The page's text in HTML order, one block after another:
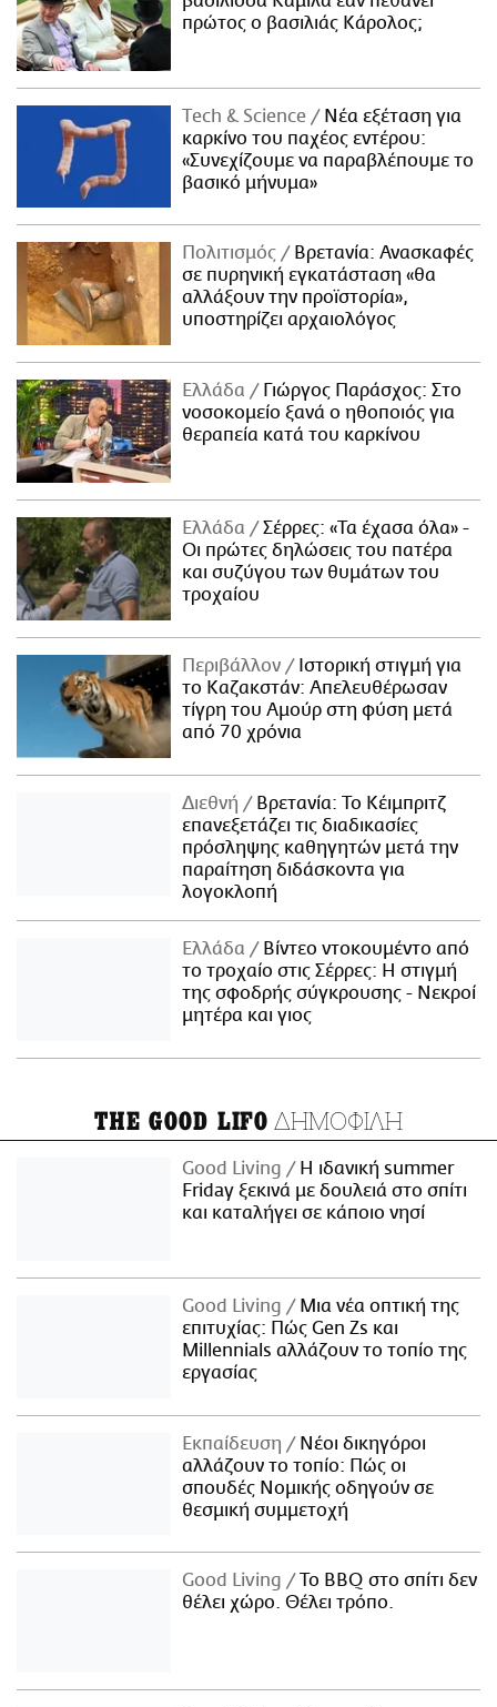
πρώτος ο βασιλιάς Κάρολος;
Τech & Science
Νέα εξέταση για
καρκίνο του παχέος εντέρου:
«Συνεχίζουμε να παραβλέπουμε το
βασικό μήνυμα»
Πολιτισμός
Βρετανία: Ανασκαφές
σε πυρηνική εγκατάσταση «θα
αλλάξουν την προϊστορία»,
υποστηρίζει αρχαιολόγος
Ελλάδα
Γιώργος Παράσχος: Στο
νοσοκομείο ξανά ο ηθοποιός για
θεραπεία κατά του καρκίνου
Ελλάδα
Σέρρες: «Τα έχασα όλα» -
Οι πρώτες δηλώσεις του πατέρα
και συζύγου των θυμάτων του
τροχαίου
Περιβάλλον
Ιστορική στιγμή για
το Καζακστάν: Απελευθέρωσαν
τίγρη του Αμούρ στη φύση μετά
από 70 χρόνια
Διεθνή
Βρετανία: Το Κέιμπριτζ
επανεξετάζει τις διαδικασίες
πρόσληψης καθηγητών μετά την
παραίτηση διδάσκοντα για
λογοκλοπή
Ελλάδα
Βίντεο ντοκουμέντο από
το τροχαίο στις Σέρρες: Η στιγμή
της σφοδρής σύγκρουσης - Νεκροί
μητέρα και γιος
THE GOOD LIFO ΔΗΜΟΦΙΛΗ
Good Living
Η ιδανική summer
Friday ξεκινά με δουλειά στο σπίτι
και καταλήγει σε κάποιο νησί
Good Living
Μια νέα οπτική της
επιτυχίας: Πώς Gen Zs και
Millennials αλλάζουν το τοπίο της
εργασίας
Εκπαίδευση
Νέοι δικηγόροι
αλλάζουν το τοπίο: Πώς οι
σπουδές Νομικής οδηγούν σε
θεσμική συμμετοχή
Good Living
Το BBQ στο σπίτι δεν
θέλει χώρο. Θέλει τρόπο.